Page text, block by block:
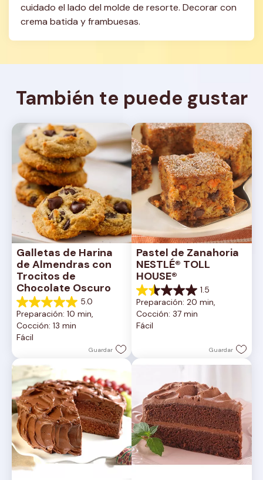
cuidado el lado del molde de resorte. Decorar con
crema batida y frambuesas.
También te puede gustar
Galletas de Harina
de Almendras con
Trocitos de
Chocolate Oscuro
5.0
5.0
de
5
estrellas.
reseña
Preparación: 10 min,
Cocción: 13 min
Fácil
Guardar
Pastel de Zanahoria
NESTLÉ® TOLL
HOUSE®
1.5
1.5
de
5
estrellas.
Preparación: 20 min,
Cocción: 37 min
Fácil
Guardar